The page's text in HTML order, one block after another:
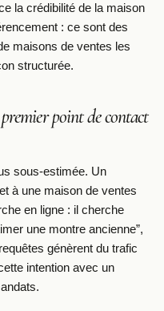
la crédibilité de la maison
: ce sont des
maisons de ventes les
structurée.
point de contact
sous-estimée. Un
à une maison de ventes
en ligne : il cherche
une montre ancienne”,
génèrent du trafic
intention avec un